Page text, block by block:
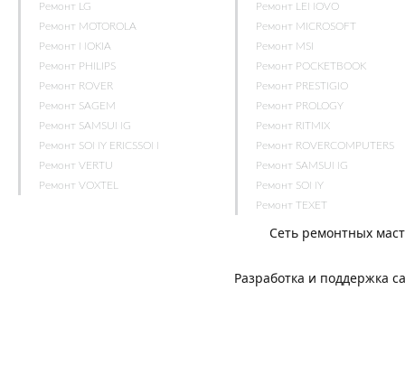
Ремонт LG
Ремонт MOTOROLA
Ремонт NOKIA
Ремонт PHILIPS
Ремонт ROVER
Ремонт SAGEM
Ремонт SAMSUNG
Ремонт SONY ERICSSON
Ремонт VERTU
Ремонт VOXTEL
Ремонт LENOVO
Ремонт MICROSOFT
Ремонт MSI
Ремонт POCKETBOOK
Ремонт PRESTIGIO
Ремонт PROLOGY
Ремонт RITMIX
Ремонт ROVERCOMPUTERS
Ремонт SAMSUNG
Ремонт SONY
Ремонт TEXET
Сеть ремонтных
Разработка и поддержка